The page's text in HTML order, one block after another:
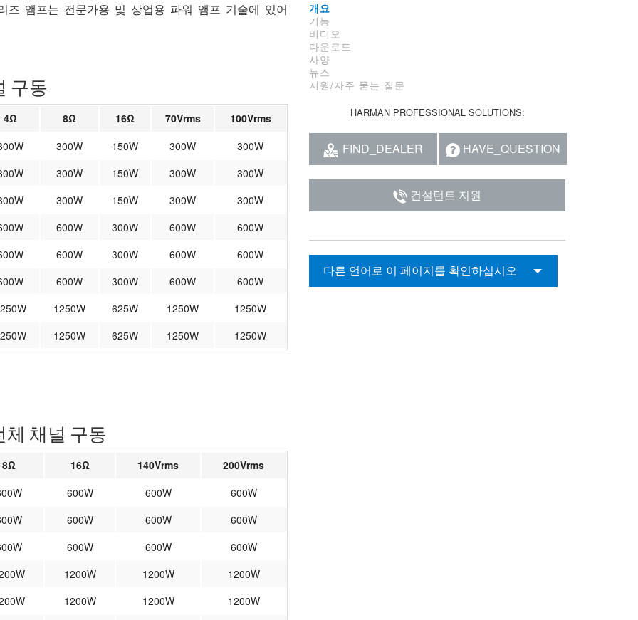
앰프는 전문가용 및 상업용 파워 앰프 기술에 있어
구동
4Ω 8Ω 16Ω 70Vrms
100Vrms
300W 150W 300W
300W
300W 150W 300W
300W
300W 150W 300W
300W
600W 300W 600W
600W
600W 300W 600W
600W
600W 300W 600W
600W
1250W 625W 1250W
1250W
1250W 625W 1250W 1250W
체 채널 구동
8Ω 16Ω 140Vrms
200Vrms
600W 600W
600W
600W 600W
600W
600W 600W
600W
1200W 1200W
1200W
1200W 1200W
1200W
개요
기능
비디오
다운로드
사양
뉴스
지원/자주 묻는 질문
HARMAN PROFESSIONAL SOLUTIONS:
FIND_DEALER HAVE_QUESTION
컨설턴트 지원
다른 언어로 이 페이지를 확인하십시오